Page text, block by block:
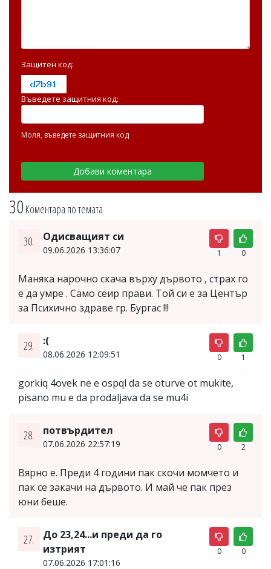
30Коментара по темата
30. Одисващият си
09.06.2026 13:36:07 1 0
Маняка нарочно скача върху дървото , страх го
е да умре . Само сеир прави. Той си е за Център
за Психично здраве гр. Бургас !!!
29. :(
08.06.2026 12:09:51 0 1
gorkiq 4ovek ne e ospql da se oturve ot mukite,
pisano mu e da prodaljava da se mu4i
28. потвърдител
07.06.2026 22:57:19 0 2
Вярно е. Преди 4 години пак скочи момчето и
пак се закачи на дървото. И май че пак през
юни беше.
27.
До 23,24...и преди да го
изтрият
07.06.2026 17:01:16
0 0
Защитен код:
Въведете защитния код:
Моля, въведете защитния код